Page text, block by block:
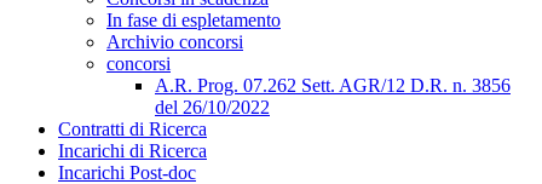
In fase di espletamento
Archivio concorsi
concorsi
A.R. Prog. 07.262 Sett. AGR/12 D.R. n. 3856
del 26/10/2022
Contratti di Ricerca
Incarichi di Ricerca
Incarichi Post-doc